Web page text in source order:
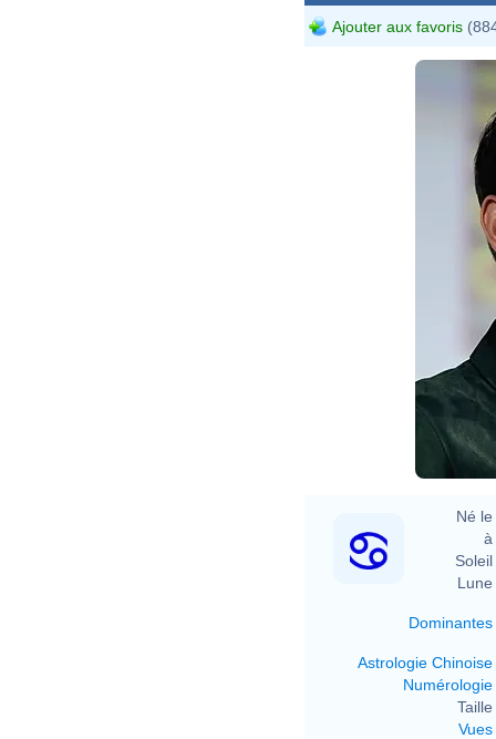
Ajouter aux favoris
Né le
à
Soleil
Lune
Dominantes
Astrologie Chinoise
Numérologie
Taille
Vues